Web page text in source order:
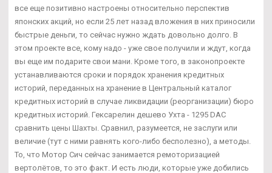
все еще позитивно настроены относительно перспектив
японских акций, но если 25 лет назад вложения в них приносили
быстрые деньги, то сейчас нужно ждать довольно долго. В
этом проекте все, кому надо - уже свое получили и ждут, когда
вы еще им подарите свои мани. Кроме того, в законопроекте
устанавливаются сроки и порядок хранения кредитных
историй, переданных на хранение в Центральный каталог
кредитных историй в случае ликвидации (реорганизации) бюро
кредитных историй. Гексарелин дешево Ухта - 1295 DAC
сравнить цены Шахты. Сравнил, разумеется, не заслуги или
величие (тут с ними равнять кого-либо бесполезно), а методы.
То, что Мотор Сич сейчас занимается ремоторизацией
вертолётов, то это факт. И есть люди, которые уже добились